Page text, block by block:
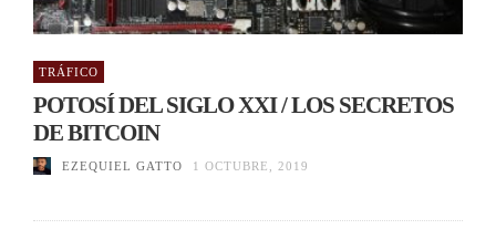
TRÁFICO
POTOSÍ DEL SIGLO XXI / LOS SECRETOS
DE BITCOIN
EZEQUIEL GATTO 1 OCTUBRE, 2019